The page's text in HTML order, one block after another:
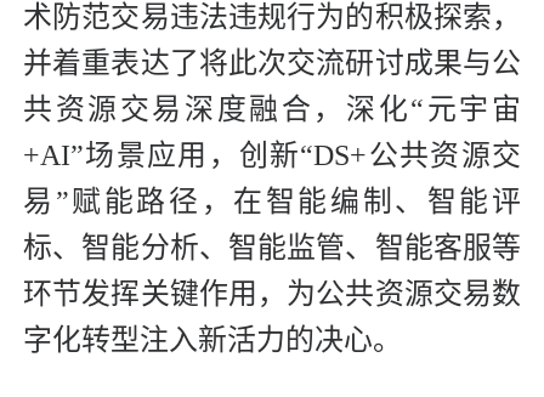
术防范交易违法违规行为的积极探索，
并着重表达了将此次交流研讨成果与公
共资源交易深度融合，深化“元宇宙
+AI”场景应用，创新“DS+公共资源交
易”赋能路径，在智能编制、智能评
标、智能分析、智能监管、智能客服等
环节发挥关键作用，为公共资源交易数
字化转型注入新活力的决心。